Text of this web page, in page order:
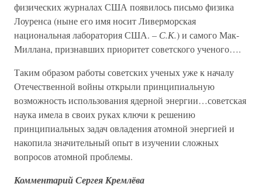
физических журналах США появилось письмо физика
Лоуренса (ныне его имя носит Ливерморская
национальная лаборатория США. – С.К.) и самого Мак-
Миллана, признавших приоритет советского ученого….
Таким образом работы советских ученых уже к началу
Отечественной войны открыли принципиальную
возможность использования ядерной энергии…советская
наука имела в своих руках ключи к решению
принципиальных задач овладения атомной энергией и
накопила значительный опыт в изучении сложных
вопросов атомной проблемы.
Комментарий Сергея Кремлёва